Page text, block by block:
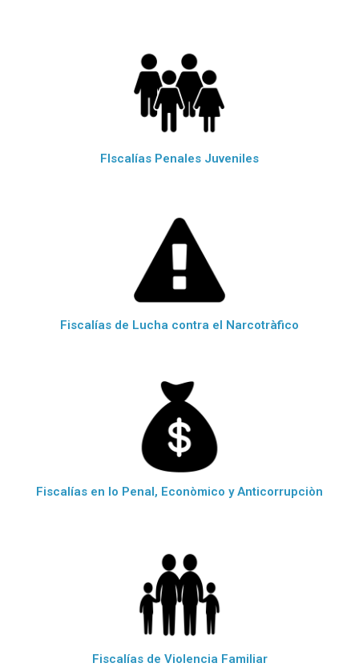
FIscalías Penales Juveniles
Fiscalías de Lucha contra el Narcotràfico
Fiscalías en lo Penal, Econòmico y Anticorrupciòn
Fiscalías de Violencia Familiar